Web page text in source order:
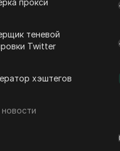
прокси
теневой
Twitter
хэштегов
Профессионалы из
продаж,
сетей, создатели
вопросом: «Сколько у
аккаунтами Gmail.
для вас